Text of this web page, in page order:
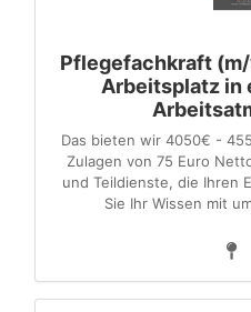
Pflegefachkraft
Arbeitsplatz in
Das bieten wir 4050€ -
Zulagen von 75 Euro
und Teildienste, die Ihren
Sie Ihr Wissen mit